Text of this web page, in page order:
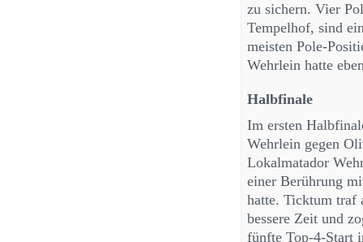
zu sichern. Vier
Tempelhof, sind
meisten Pole-
Wehrlein hatte
Halbfinale
Im ersten
Wehrlein gegen
Lokalmatador
einer Berührung
hatte. Ticktum traf
bessere Zeit und
fünfte Top-4-Start